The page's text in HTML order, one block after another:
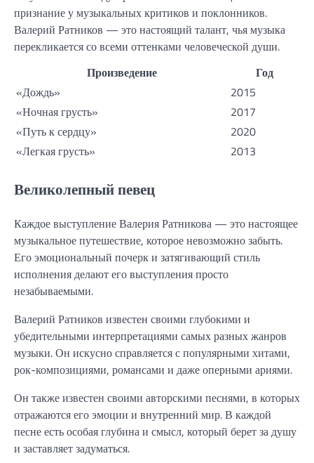
признание у музыкальных критиков и поклонников.
Валерий Ратников — это настоящий талант, чья музыка
перекликается со всеми оттенками человеческой души.
Произведение
Год
«Дождь»
2015
«Ночная грусть»
2017
«Путь к сердцу»
2020
«Легкая грусть»
2013
Великолепный певец
Каждое выступление Валерия Ратникова — это настоящее
музыкальное путешествие, которое невозможно забыть.
Его эмоциональный почерк и затягивающий стиль
исполнения делают его выступления просто
незабываемыми.
Валерий Ратников известен своими глубокими и
убедительными интерпретациями самых разных жанров
музыки. Он искусно справляется с популярными хитами,
рок-композициями, романсами и даже оперными ариями.
Он также известен своими авторскими песнями, в которых
отражаются его эмоции и внутренний мир. В каждой
песне есть особая глубина и смысл, который берет за душу
и заставляет задуматься.